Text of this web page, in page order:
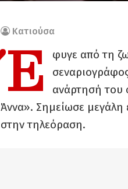
Κατιούσα
Έ
φυγε από τη
ανάρτησή του
Άννα». Σημείωσε μεγάλη
στην τηλεόραση.